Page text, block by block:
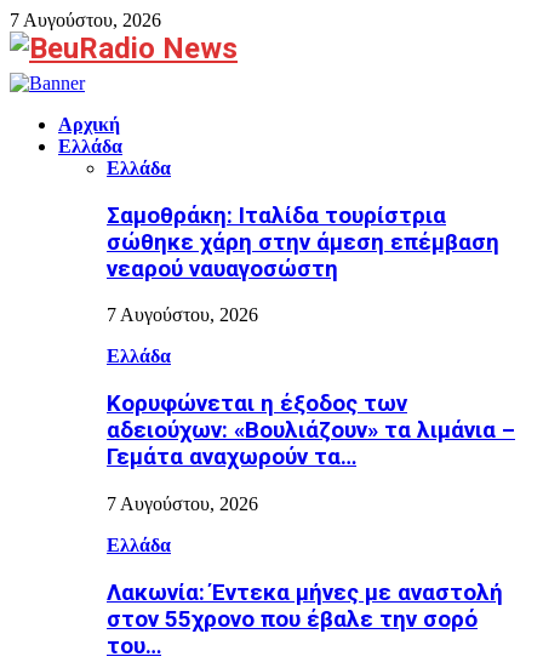
7 Αυγούστου, 2026
Facebook
Αρχική
Ελλάδα
Ελλάδα
Σαμοθράκη: Ιταλίδα τουρίστρια
σώθηκε χάρη στην άμεση επέμβαση
νεαρού ναυαγοσώστη
7 Αυγούστου, 2026
Ελλάδα
Κορυφώνεται η έξοδος των
αδειούχων: «Βουλιάζουν» τα λιμάνια –
Γεμάτα αναχωρούν τα…
7 Αυγούστου, 2026
Ελλάδα
Λακωνία: Έντεκα μήνες με αναστολή
στον 55χρονο που έβαλε την σορό
του…